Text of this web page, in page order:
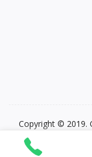
Copyright © 2019.
PĐKKD Sở